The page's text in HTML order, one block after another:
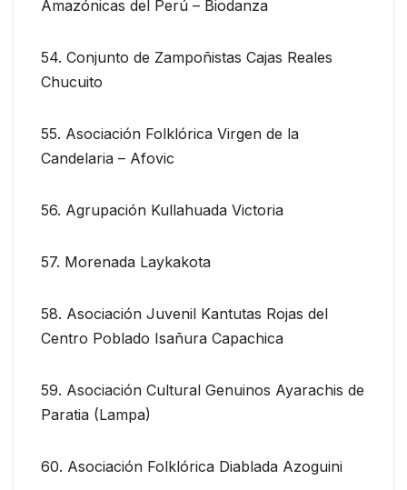
Amazónicas del Perú – Biodanza
54. Conjunto de Zampoñistas Cajas Reales
Chucuito
55. Asociación Folklórica Virgen de la
Candelaria – Afovic
56. Agrupación Kullahuada Victoria
57. Morenada Laykakota
58. Asociación Juvenil Kantutas Rojas del
Centro Poblado Isañura Capachica
59. Asociación Cultural Genuinos Ayarachis de
Paratia (Lampa)
60. Asociación Folklórica Diablada Azoguini